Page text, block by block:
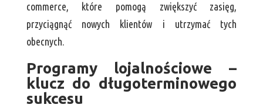
commerce, które pomogą zwiększyć zasięg,
przyciągnąć nowych klientów i utrzymać tych
obecnych.
Programy lojalnościowe –
klucz do długoterminowego
sukcesu